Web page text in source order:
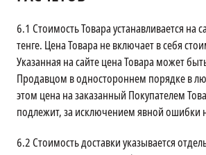
6.1 Стоимость Товара устанавливается на
тенге. Цена Товара не включает в себя
Указанная на сайте цена Товара может
Продавцом в одностороннем порядке в
этом цена на заказанный Покупателем
подлежит, за исключением явной ошибки
6.2Стоимость доставки указывается